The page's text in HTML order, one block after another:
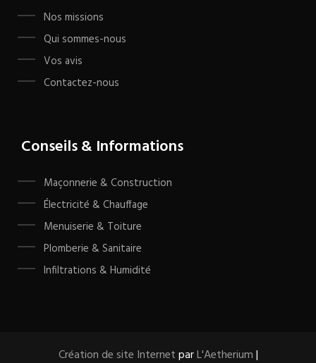
Nos missions
Qui sommes-nous
Vos avis
Contactez-nous
Conseils & Informations
Maçonnerie & Construction
Électricité & Chauffage
Menuiserie & Toiture
Plomberie & Sanitaire
Infiltrations & Humidité
Création de site InternetparL'Aetherium|